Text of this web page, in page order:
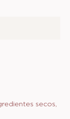
secos,